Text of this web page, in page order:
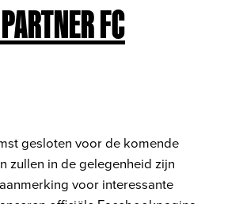
FC
gesloten voor de komende
zullen in de gelegenheid zijn
voor interessante